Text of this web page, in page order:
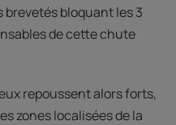
bloquant les 3
de cette chute
repoussent alors forts,
zones localisées de la